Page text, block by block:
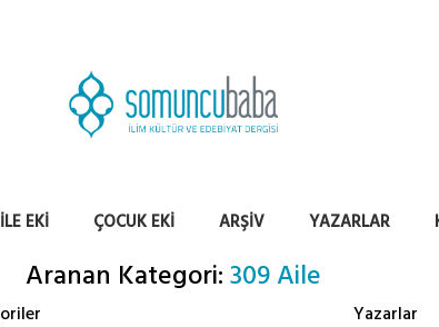
EKI ÇOCUK EKI ARŞIV YAZARLAR
Aranan Kategori: 309 Aile
Yazarlar